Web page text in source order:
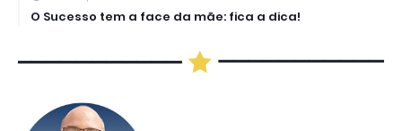
O Sucesso tem a face da mãe: fica a dica!